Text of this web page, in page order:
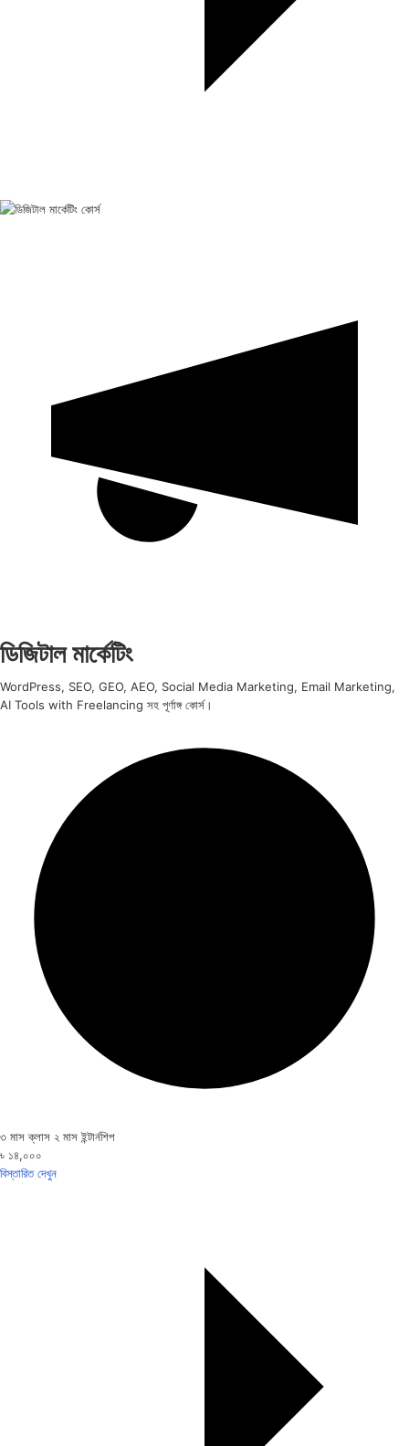
ডিজিটাল মার্কেটিং
WordPress, SEO, GEO, AEO, Social Media Marketing, Email Marketing,
AI Tools with Freelancing সহ পূর্ণাঙ্গ কোর্স।
৩ মাস ক্লাস ২ মাস ইন্টার্নশিপ
৳ ১৪,০০০
বিস্তারিত দেখুন